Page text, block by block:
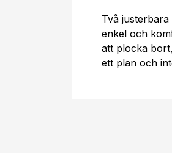
Två
enkel och
att plocka
ett plan och